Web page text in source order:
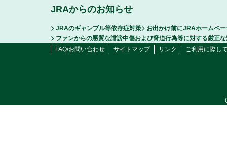
JRAからのお知らせ
JRAのギャンブル等依存症対策
お出かけ前にJRAホームペ
ファンからの悪質な誹謗中傷および脅迫行為等に対する厳正
FAQ/お問い合わせ
サイトマップ リンク ご利用に際し